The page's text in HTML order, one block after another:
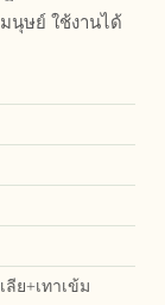
นุษย์ ใช้งานได้
ลีย+เทาเข้ม